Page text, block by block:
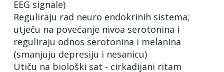
EEG signale)
Reguliraju rad neuro endokrinih sistema;
utječu na povećanje nivoa serotonina i
reguliraju odnos serotonina i melanina
(smanjuju depresiju i nesanicu)
Utiču na biološki sat - cirkadijani ritam